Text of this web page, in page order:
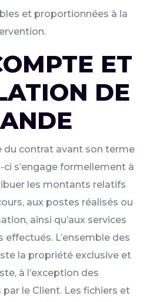
et proportionnées à la
ET
DE
du contrat avant son terme
ci s’engage formellement à
les montants relatifs
aux postes réalisés ou
ainsi qu’aux services
L’ensemble des
la propriété exclusive et
à l’exception des
le Client. Les fichiers et